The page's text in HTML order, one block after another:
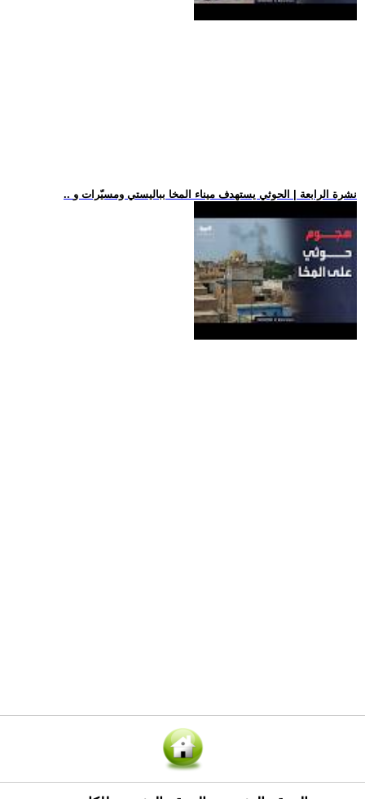
.. نشرة الرابعة | الحوثي يستهدف ميناء المخا بباليستي ومسيّرات و